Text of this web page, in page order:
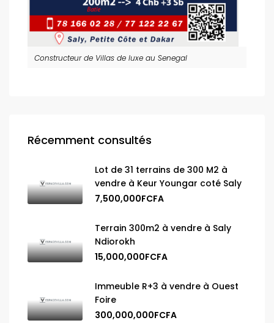
Constructeur de Villas de luxe au Senegal
Récemment consultés
Lot de 31 terrains de 300 M2 à
vendre à Keur Youngar coté Saly
7,500,000FCFA
Terrain 300m2 à vendre à Saly
Ndiorokh
15,000,000FCFA
Immeuble R+3 à vendre à Ouest
Foire
300,000,000FCFA